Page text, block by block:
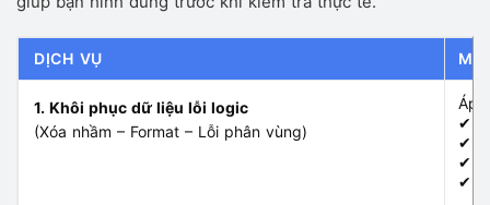
DỊCH VỤ MÔ
1. Khôi phục dữ liệu lỗi logic
(Xóa nhầm – Format – Lỗi phân vùng)
Áp
✔
✔
✔ Ổ
✔